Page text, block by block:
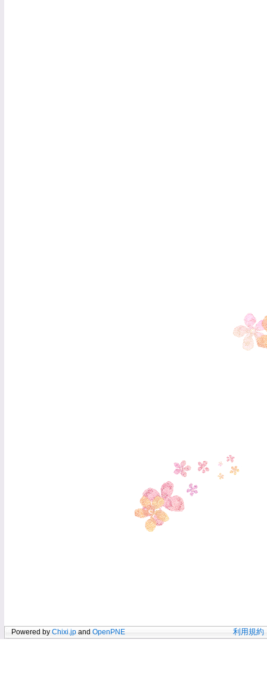
Powered by Chixi.jp and OpenPNE 利用規約